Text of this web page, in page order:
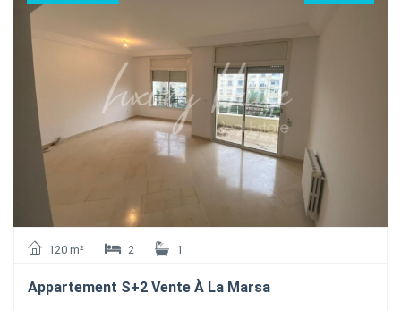
120 m² 2 1
Appartement S+2 Vente À La Marsa